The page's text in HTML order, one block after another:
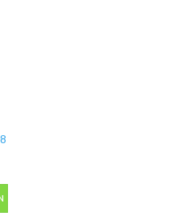
in 400ml spuitbus aantal